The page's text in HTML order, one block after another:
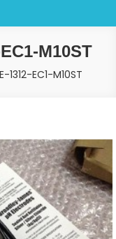
M10ST
1312-EC1-M10ST